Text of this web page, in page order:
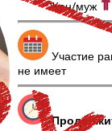
Жен/муж
Участие
не имеет